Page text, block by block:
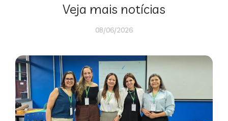
Veja mais notícias
08/06/2026